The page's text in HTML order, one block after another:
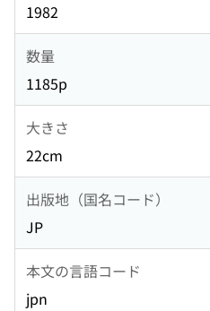
1982
数量
1185p
大きさ
22cm
出版地（国名コード）
JP
本文の言語コード
jpn